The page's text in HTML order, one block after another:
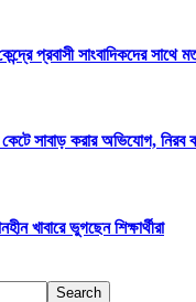
প্রবাসী সাংবাদিকদের সাথে
সাবাড় করার অভিযোগ, নিরব
খাবারে ভুগছেন শিক্ষার্থীরা
Search